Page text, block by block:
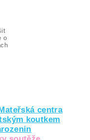
o
centra
koutkem